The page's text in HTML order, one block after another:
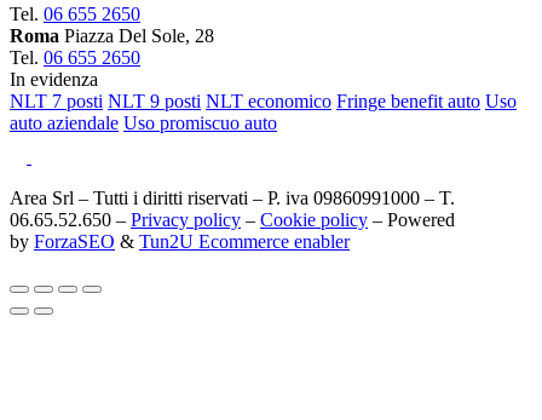
Tel. 06 655 2650
Roma Piazza Del Sole, 28
Tel. 06 655 2650
In evidenza
NLT 7 posti NLT 9 posti NLT economico Fringe benefit auto Uso
auto aziendale Uso promiscuo auto
Area Srl – Tutti i diritti riservati – P. iva 09860991000 – T.
06.65.52.650 – Privacy policy – Cookie policy – Powered
by ForzaSEO & Tun2U Ecommerce enabler